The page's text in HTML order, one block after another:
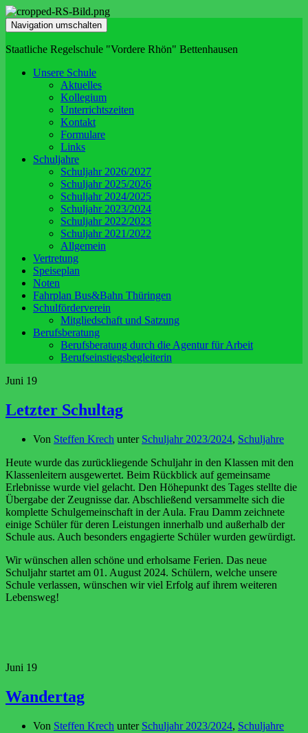
Navigation umschalten
Staatliche Regelschule "Vordere Rhön" Bettenhausen
Unsere Schule
Aktuelles
Kollegium
Unterrichtszeiten
Kontakt
Formulare
Links
Schuljahre
Schuljahr 2026/2027
Schuljahr 2025/2026
Schuljahr 2024/2025
Schuljahr 2023/2024
Schuljahr 2022/2023
Schuljahr 2021/2022
Allgemein
Vertretung
Speiseplan
Noten
Fahrplan Bus&Bahn Thüringen
Schulförderverein
Mitgliedschaft und Satzung
Berufsberatung
Berufsberatung durch die Agentur für Arbeit
Berufseinstiegsbegleiterin
Juni 19
Letzter Schultag
Von Steffen Krech unter Schuljahr 2023/2024, Schuljahre
Heute wurde das zurückliegende Schuljahr in den Klassen mit den
Klassenleitern ausgewertet. Beim Rückblick auf gemeinsame
Erlebnisse wurde viel gelacht. Den Höhepunkt des Tages stellte die
Übergabe der Zeugnisse dar. Abschließend versammelte sich die
komplette Schulgemeinschaft in der Aula. Frau Damm zeichnete
einige Schüler für deren Leistungen innerhalb und außerhalb der
Schule aus. Auch besonders engagierte Schüler wurden gewürdigt.
Wir wünschen allen schöne und erholsame Ferien. Das neue
Schuljahr startet am 01. August 2024. Schülern, welche unsere
Schule verlassen, wünschen wir viel Erfolg auf ihrem weiteren
Lebensweg!
Juni 19
Wandertag
Von Steffen Krech unter Schuljahr 2023/2024, Schuljahre